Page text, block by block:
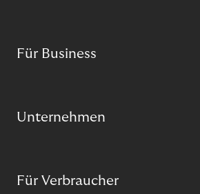
Für Business
Unternehmen
Für Verbraucher